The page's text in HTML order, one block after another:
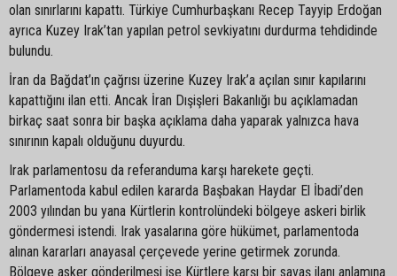
olan sınırlarını kapattı. Türkiye Cumhurbaşkanı Recep Tayyip Erdoğan
ayrıca Kuzey Irak’tan yapılan petrol sevkiyatını durdurma tehdidinde
bulundu.
İran da Bağdat’ın çağrısı üzerine Kuzey Irak’a açılan sınır kapılarını
kapattığını ilan etti. Ancak İran Dışişleri Bakanlığı bu açıklamadan
birkaç saat sonra bir başka açıklama daha yaparak yalnızca hava
sınırının kapalı olduğunu duyurdu.
Irak parlamentosu da referanduma karşı harekete geçti.
Parlamentoda kabul edilen kararda Başbakan Haydar El İbadi’den
2003 yılından bu yana Kürtlerin kontrolündeki bölgeye askeri birlik
göndermesi istendi. Irak yasalarına göre hükümet, parlamentoda
alınan kararları anayasal çerçevede yerine getirmek zorunda.
Bölgeye asker gönderilmesi ise Kürtlere karşı bir savaş ilanı anlamına